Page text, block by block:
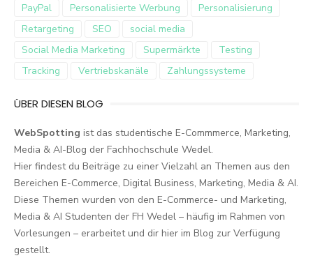
PayPal
Personalisierte Werbung
Personalisierung
Retargeting
SEO
social media
Social Media Marketing
Supermärkte
Testing
Tracking
Vertriebskanäle Zahlungssysteme
ÜBER DIESEN BLOG
WebSpotting ist das studentische E-Commmerce, Marketing,
Media & AI-Blog der Fachhochschule Wedel.
Hier findest du Beiträge zu einer Vielzahl an Themen aus den
Bereichen E-Commerce, Digital Business, Marketing, Media & AI.
Diese Themen wurden von den E-Commerce- und Marketing,
Media & AI Studenten der FH Wedel – häufig im Rahmen von
Vorlesungen – erarbeitet und dir hier im Blog zur Verfügung
gestellt.